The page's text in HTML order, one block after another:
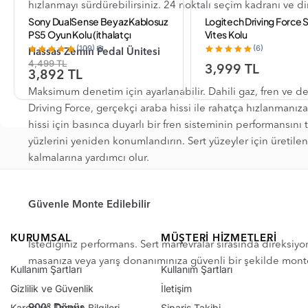
hızlanmayı sürdürebilirsiniz. 24 noktalı seçim kadranı ve
Hassas Zemin Pedal Ünitesi
Maksimum denetim için ayarlanabilir. Dahili gaz, fren ve
Driving Force, gerçekçi araba hissi ile rahatça
hissi için basınca duyarlı bir fren sisteminin
yüzlerini yeniden konumlandırın. Sert yüzeyler için
kalmalarına yardımcı olur.
Güvenle Monte Edilebilir
İstediğiniz performans. Sert manevralar sırasında
masanıza veya yarış donanımınıza güvenli bir şekilde
Sony DualSense Beyaz Kablosuz
PS5 Oyun Kolu (ithalatçı
Garantili)
(109)
4,499 TL
3,892 TL
Logitech Driving Force
Vites Kolu
(6)
3,999 TL
KURUMSAL
Kullanım Şartları
Gizlilik ve Güvenlik
MÜŞTERI HIZMETLERI
Kullanım Şartları
İletişim